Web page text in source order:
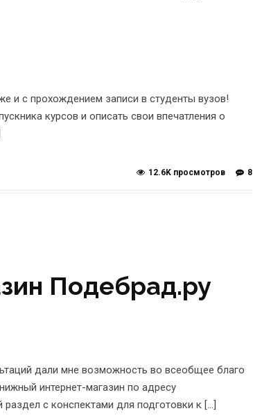
и с прохождением записи в студенты вузов!
курсов и описать свои впечатления о
8
12.6K просмотров
Подебрад.ру
дали мне возможность во всеобщее благо
интернет-магазин по адресу
с конспектами для подготовки к […]